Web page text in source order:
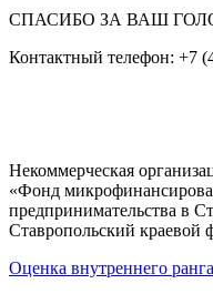
СПАСИБО ЗА ВАШ
Контактный телефон: +7
Некоммерческая
«Фонд
предпринимательства в
Ставропольский
Оценка внутреннего